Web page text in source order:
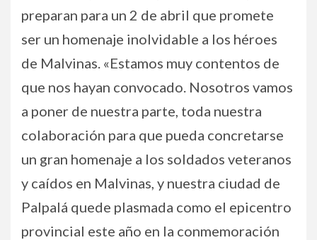
preparan para un 2 de abril que promete
ser un homenaje inolvidable a los héroes
de Malvinas. «Estamos muy contentos de
que nos hayan convocado. Nosotros vamos
a poner de nuestra parte, toda nuestra
colaboración para que pueda concretarse
un gran homenaje a los soldados veteranos
y caídos en Malvinas, y nuestra ciudad de
Palpalá quede plasmada como el epicentro
provincial este año en la conmemoración